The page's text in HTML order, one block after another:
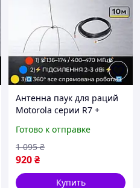
Антенна паук для раций
Motorola серии R7 +
Готово к отправке
920₴
1 095 ₴
Купить